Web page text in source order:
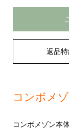
返品特
コンボメ
コンボメゾン本